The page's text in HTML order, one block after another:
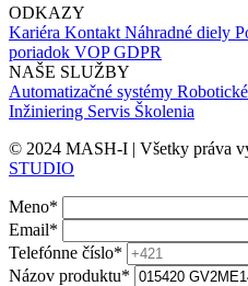
ODKAZY
Kariéra Kontakt Náhradné diely
poriadok VOPGDPR
NAŠE SLUŽBY
Automatizačné systémy
Inžiniering Servis Školenia
© 2024 MASH-I | Všetky práva
STUDIO
Meno*
Email*
Telefónne číslo*
Názov produktu*